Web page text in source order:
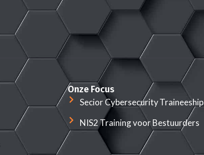
Onze Focus
Secior Cybersecurity Traineeship
NIS2 Training voor Bestuurders